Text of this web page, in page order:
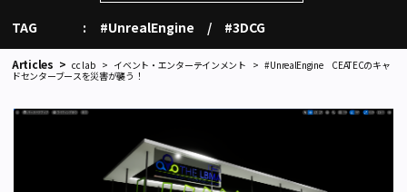
TAG #UnrealEngine #3DCG
Articles cc lab イベント・エンターテインメント
#UnrealEngine CEATECのキャ
ドセンターブースを災害が襲う！